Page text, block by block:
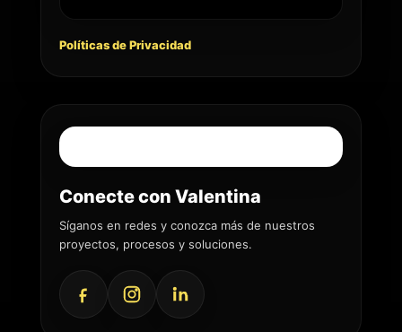
Políticas de Privacidad
Conecte con Valentina
Síganos en redes y conozca más de nuestros
proyectos, procesos y soluciones.